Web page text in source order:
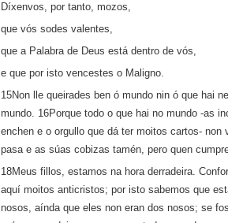
Díxenvos, por tanto, mozos,
que vós sodes valentes,
que a Palabra de Deus está dentro de vós,
e que por isto vencestes o Maligno.
15Non lle queirades ben ó mundo nin ó que hai
mundo. 16Porque todo o que hai no mundo ‑as
enchen e o orgullo que dá ter moitos cartos‑
pasa e as súas cobizas tamén, pero quen
18Meus fillos, estamos na hora derradeira.
aquí moitos anticristos; por isto sabemos que
nosos, aínda que eles non eran dos nosos; se